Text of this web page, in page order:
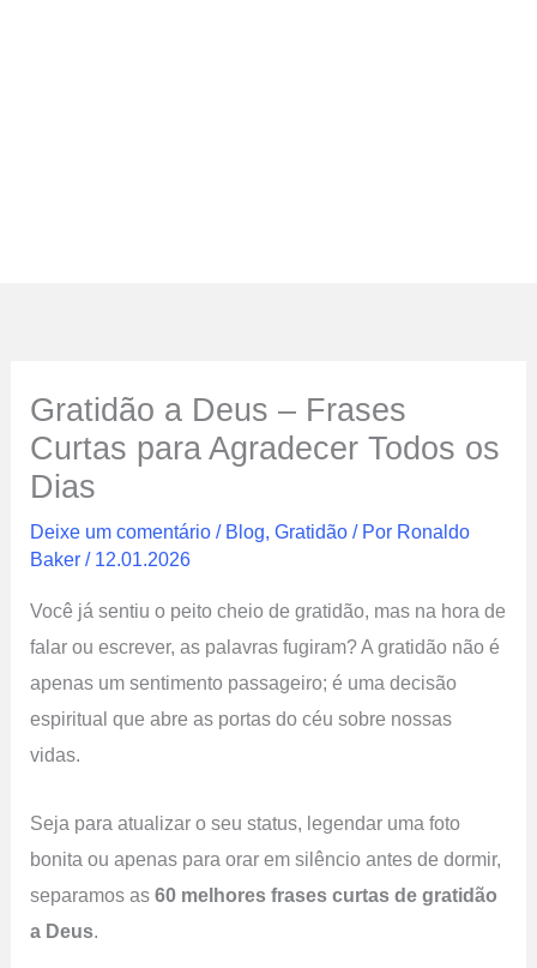
Gratidão a Deus – Frases
Curtas para Agradecer Todos os
Dias
Deixe um comentário / Blog,Gratidão / Por Ronaldo
Baker/ 12.01.2026
Você já sentiu o peito cheio de gratidão, mas na hora de
falar ou escrever, as palavras fugiram? A gratidão não é
apenas um sentimento passageiro; é uma decisão
espiritual que abre as portas do céu sobre nossas
vidas.
Seja para atualizar o seu status, legendar uma foto
bonita ou apenas para orar em silêncio antes de dormir,
separamos as60 melhores frases curtas de gratidão
a Deus